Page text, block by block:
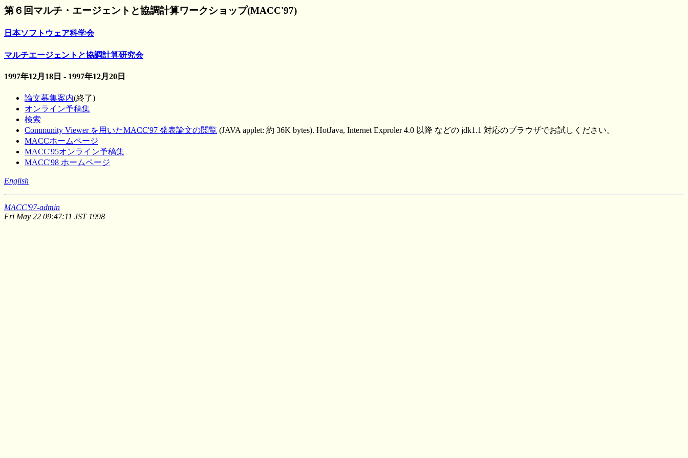
第６回マルチ・エージェントと協調計算ワークショップ(MACC'97)
日本ソフトウェア科学会
マルチエージェントと協調計算研究会
1997年12月18日 - 1997年12月20日
論文募集案内(終了)
オンライン予稿集
検索
Community Viewer を用いたMACC'97 発表論文の閲覧 (JAVA applet: 約 36K bytes). HotJava, Internet Exproler 4.0 以降 などの jdk1.1 対応のブラウザでお試しください。
MACCホームページ
MACC'95オンライン予稿集
MACC'98 ホームページ
English
MACC'97-admin
Fri May 22 09:47:11 JST 1998